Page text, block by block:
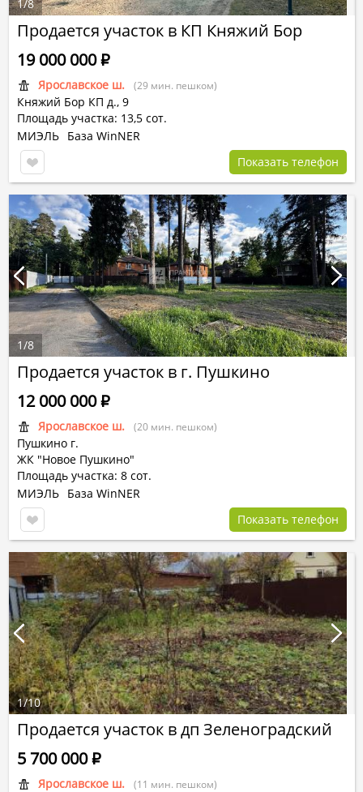
Продается участок в КП Княжий Бор
Ярославское ш. (29 мин. пешком)
Княжий Бор КП д., 9
Площадь участка: 13,5 сот.
19 000 000Р
МИЭЛЬ База WinNER
Показать телефон
1/8
Продается участок в г. Пушкино
Ярославское ш. (20 мин. пешком)
Пушкино г.
ЖК "Новое Пушкино"
Площадь участка: 8 сот.
12 000 000Р
МИЭЛЬ База WinNER
Показать телефон
1/8
Продается участок в дп Зеленоградский
Ярославское ш. (11 мин. пешком)
5 700 000Р
1/10